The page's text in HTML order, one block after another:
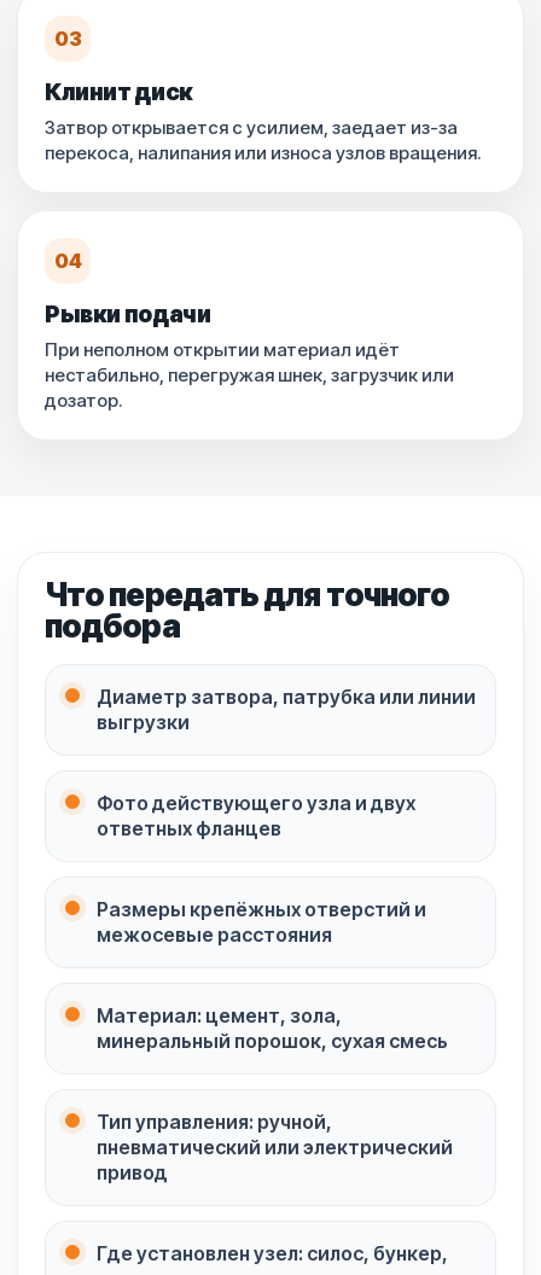
03
Клинит диск
Затвор открывается с усилием, заедает из-за
перекоса, налипания или износа узлов вращения.
04
Рывки подачи
При неполном открытии материал идёт
нестабильно, перегружая шнек, загрузчик или
дозатор.
Что передать для точного
подбора
Диаметр затвора, патрубка или линии
выгрузки
Фото действующего узла и двух
ответных фланцев
Размеры крепёжных отверстий и
межосевые расстояния
Материал: цемент, зола,
минеральный порошок, сухая смесь
Тип управления: ручной,
пневматический или электрический
привод
Где установлен узел: силос, бункер,